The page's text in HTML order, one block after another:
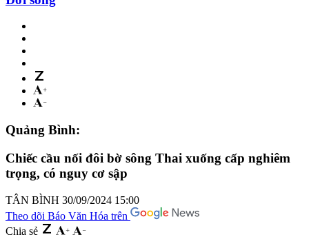
Quảng Bình:
Chiếc cầu nối đôi bờ sông Thai xuống cấp nghiêm
trọng, có nguy cơ sập
TÂN BÌNH 30/09/2024 15:00
Theo dõi Báo Văn Hóa trên
Chia sẻ